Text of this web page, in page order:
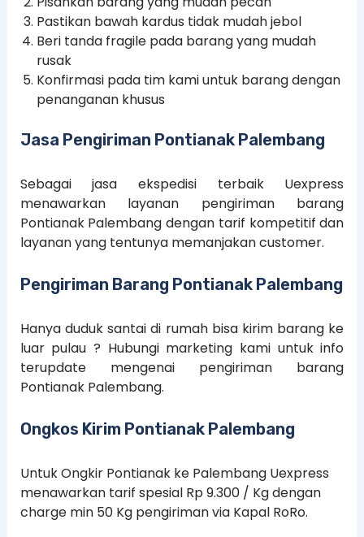
Pastikan bawah kardus tidak mudah jebol
Beri tanda fragile pada barang yang mudah
rusak
Konfirmasi pada tim kami untuk barang dengan
penanganan khusus
Jasa Pengiriman Pontianak Palembang
Sebagai jasa ekspedisi terbaik Uexpress
menawarkan layanan pengiriman barang
Pontianak Palembang dengan tarif kompetitif dan
layanan yang tentunya memanjakan customer.
Pengiriman Barang Pontianak Palembang
Hanya duduk santai di rumah bisa kirim barang ke
luar pulau ? Hubungi marketing kami untuk info
terupdate mengenai pengiriman barang
Pontianak Palembang.
Ongkos Kirim Pontianak Palembang
Untuk Ongkir Pontianak ke Palembang Uexpress
menawarkan tarif spesial Rp 9.300 / Kg dengan
charge min 50 Kg pengiriman via Kapal RoRo.